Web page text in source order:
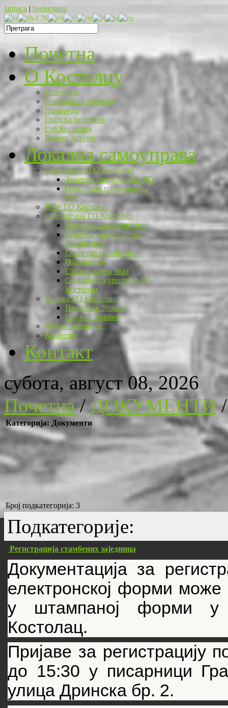
latinica | ћирилица
Почетна
O Костолцу
Историјат
Географски положај
Привреда
Градска општина
Грб Костолца
Важни датуми
Локална самоуправа
Председник ГО Костолац
Заменик председника ГО
Помоћник председника
ГО
Веће ГО Костолац
Скупштина ГО Костолац
Председник скупштине
Заменик председника
скупштине
Секретар скупштине
Одборници
Стална радна тела
Седнице Скупштине ГО
Костолац
Управа ГО Костолац
Начелник Управе
Службе Управе
Месне заједнице
Комисије
Контакт
субота, август 08, 2026
Почетна/ДОКУМЕНТИ
Категорија: Документи
Број подкатегорија: 3
Подкатегорије:
Регистрација стамбених заједница
Документација за
електронској форми
у штампаној форми у
Костолац.
Пријаве за регистрацију
до 15:30 у писарници
улица Дринска бр. 2.